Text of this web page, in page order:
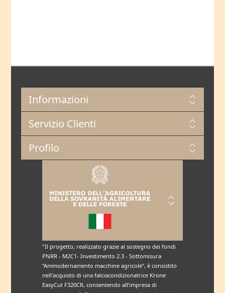
Informazioni
Servizio Clienti
Profilo
"Il progetto, realizzato grazie al sostegno dei fondi
PNRR - M2C1- Investimento 2.3 - Sottomisura
“Ammodernamento macchine agricole”, è consistito
nell’acquisto di una falciacondizionatrice Krone
EasyCut F320CR, consentendo all’impresa di